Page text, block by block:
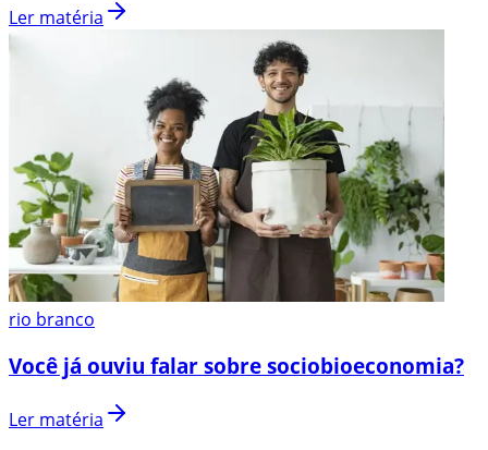
Ler matéria
rio branco
Você já ouviu falar sobre sociobioeconomia?
Ler matéria